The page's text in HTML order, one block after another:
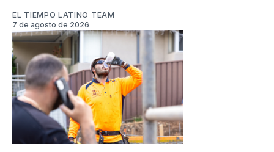
EL TIEMPO LATINO TEAM
7 de agosto de 2026